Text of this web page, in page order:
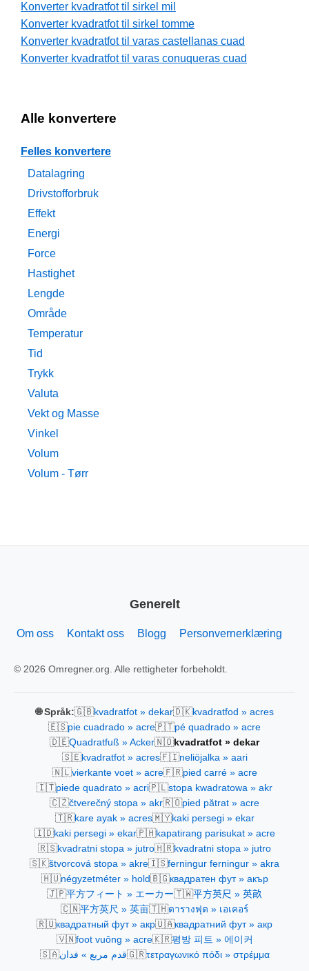
Konverter kvadratfot til sirkel mil
Konverter kvadratfot til sirkel tomme
Konverter kvadratfot til varas castellanas cuad
Konverter kvadratfot til varas conuqueras cuad
Alle konvertere
Felles konvertere
Datalagring
Drivstofforbruk
Effekt
Energi
Force
Hastighet
Lengde
Område
Temperatur
Tid
Trykk
Valuta
Vekt og Masse
Vinkel
Volum
Volum - Tørr
Generelt
Om oss Kontakt oss Blogg Personvernerklæring
© 2026 Omregner.org. Alle rettigheter forbeholdt.
🌐 Språk:🇬🇧kvadratfot » dekar🇩🇰kvadratfod » acres
🇪🇸pie cuadrado » acre🇵🇹pé quadrado » acre
🇩🇪Quadratfuß » Acker🇳🇴kvadratfot » dekar
🇸🇪kvadratfot » acres🇫🇮neliöjalka » aari
🇳🇱vierkante voet » acre🇫🇷pied carré » acre
🇮🇹piede quadrato » acri🇵🇱stopa kwadratowa » akr
🇨🇿čtverečný stopa » akr🇷🇴pied pătrat » acre
🇹🇷kare ayak » acres🇲🇾kaki persegi » ekar
🇮🇩kaki persegi » ekar🇵🇭kapatirang parisukat » acre
🇷🇸kvadratni stopa » jutro🇭🇷kvadratni stopa » jutro
🇸🇰štvorcová stopa » akre🇮🇸ferningur ferningur » akra
🇭🇺négyzetméter » hold🇧🇬квадратен фут » акър
🇯🇵平方フィート » エーカー🇹🇼平方英尺 » 英畝
🇨🇳平方英尺 » 英亩🇹🇭ตารางฟุต » เอเคอร์
🇷🇺квадратный фут » акр🇺🇦квадратний фут » акр
🇻🇳foot vuông » acre🇰🇷평방 피트 » 에이커
🇸🇦قدم مربع » فدان🇬🇷τετραγωνικό πόδι » στρέμμα